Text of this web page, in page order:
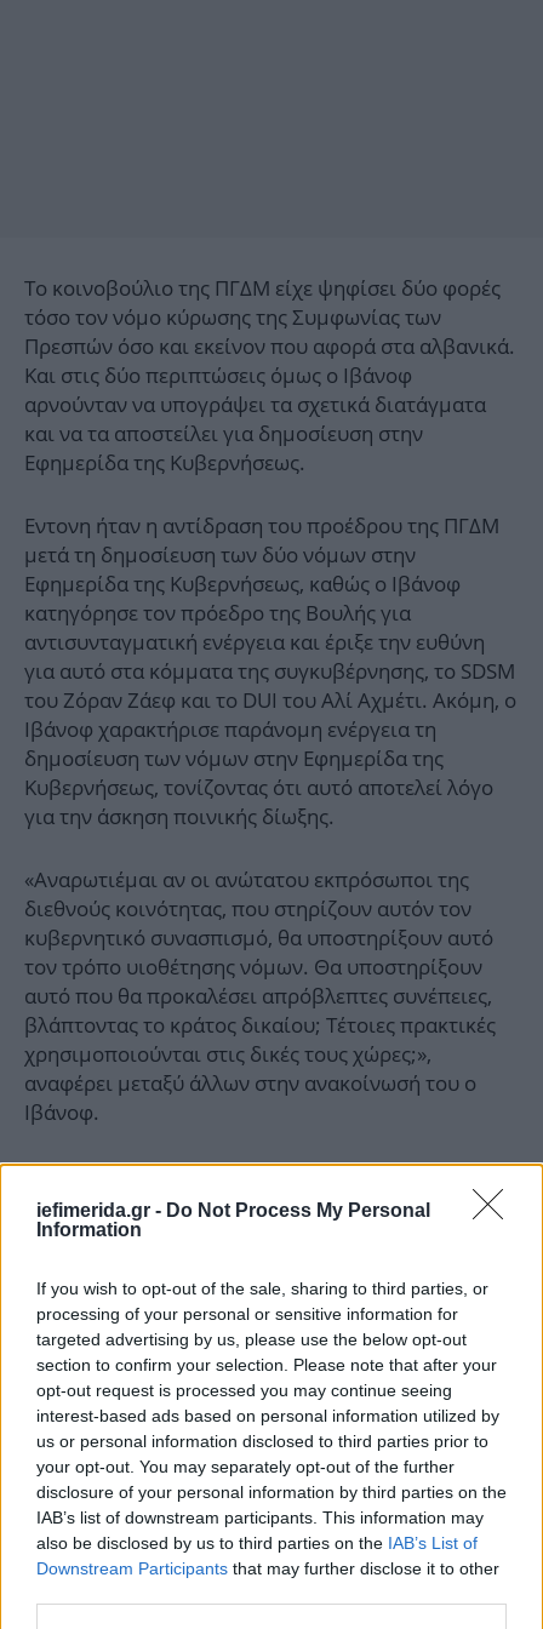
iefimerida.gr - Do Not Process My Personal
Information
If you wish to opt-out of the sale, sharing to third parties, or
processing of your personal or sensitive information for
targeted advertising by us, please use the below opt-out
section to confirm your selection. Please note that after your
opt-out request is processed you may continue seeing
interest-based ads based on personal information utilized by
us or personal information disclosed to third parties prior to
your opt-out. You may separately opt-out of the further
disclosure of your personal information by third parties on the
IAB’s list of downstream participants. This information may
also be disclosed by us to third parties on the IAB’s List of
Downstream Participants that may further disclose it to other
Το κοινοβούλιο της ΠΓΔΜ είχε ψηφίσει δύο φορές
τόσο τον νόμο κύρωσης της Συμφωνίας των
Πρεσπών όσο και εκείνον που αφορά στα αλβανικά.
Και στις δύο περιπτώσεις όμως ο Ιβάνοφ
αρνούνταν να υπογράψει τα σχετικά διατάγματα
και να τα αποστείλει για δημοσίευση στην
Εφημερίδα της Κυβερνήσεως.
Εντονη ήταν η αντίδραση του προέδρου της ΠΓΔΜ
μετά τη δημοσίευση των δύο νόμων στην
Εφημερίδα της Κυβερνήσεως, καθώς ο Ιβάνοφ
κατηγόρησε τον πρόεδρο της Βουλής για
αντισυνταγματική ενέργεια και έριξε την ευθύνη
για αυτό στα κόμματα της συγκυβέρνησης, το SDSM
του Ζόραν Ζάεφ και το DUI του Αλί Αχμέτι. Ακόμη, ο
Ιβάνοφ χαρακτήρισε παράνομη ενέργεια τη
δημοσίευση των νόμων στην Εφημερίδα της
Κυβερνήσεως, τονίζοντας ότι αυτό αποτελεί λόγο
για την άσκηση ποινικής δίωξης.
«Αναρωτιέμαι αν οι ανώτατου εκπρόσωποι της
διεθνούς κοινότητας, που στηρίζουν αυτόν τον
κυβερνητικό συνασπισμό, θα υποστηρίξουν αυτό
τον τρόπο υιοθέτησης νόμων. Θα υποστηρίξουν
αυτό που θα προκαλέσει απρόβλεπτες συνέπειες,
βλάπτοντας το κράτος δικαίου; Τέτοιες πρακτικές
χρησιμοποιούνται στις δικές τους χώρες;»,
αναφέρει μεταξύ άλλων στην ανακοίνωσή του ο
Ιβάνοφ.